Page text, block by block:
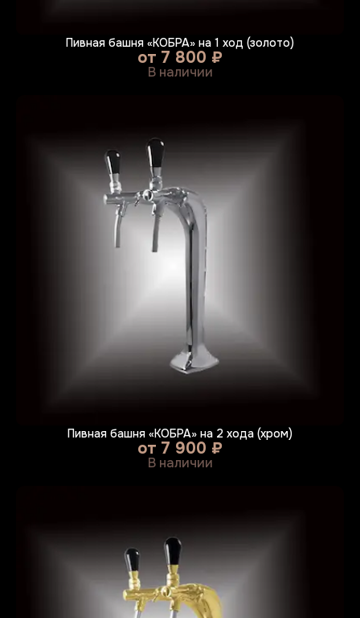
Пивная башня «КОБРА» на 1 ход (золото)
от 7 800 ₽
В наличии
Пивная башня «КОБРА» на 2 хода (хром)
от 7 900 ₽
В наличии